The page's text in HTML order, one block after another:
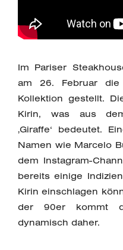
Im Pariser
am 26. Februar
Kollektion gestellt.
Kirin, was aus
‚Giraffe‘ bedeutet.
Namen wie Marcelo
dem Instagram-
bereits einige
Kirin einschlagen
der 90er kommt
dynamisch daher.